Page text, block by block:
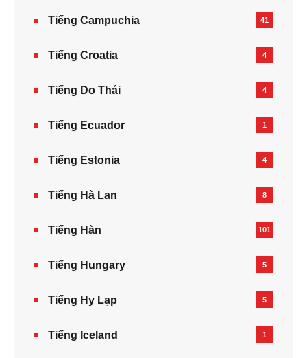
Tiếng Campuchia 41
Tiếng Croatia 4
Tiếng Do Thái 4
Tiếng Ecuador 1
Tiếng Estonia 4
Tiếng Hà Lan 8
Tiếng Hàn 101
Tiếng Hungary 5
Tiếng Hy Lạp 5
Tiếng Iceland 1